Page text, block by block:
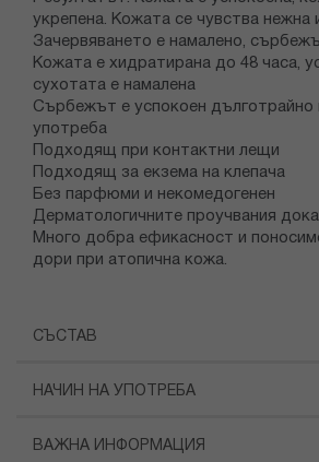
укрепена. Кожата се чувства нежна
Зачервяването е намалено,
Кожата е хидратирана до 48 часа,
сухотата е намалена
Сърбежът е успокоен дълготрайно
употреба
Подходящ при контактни лещи
Подходящ за екзема на клепача
Без парфюми и некомедогенен
Дерматологичните проучвания
Много добра ефикасност и
дори при атопична кожа.
СЪСТАВ
НАЧИН НА УПОТРЕБА
ВАЖНА ИНФОРМАЦИЯ